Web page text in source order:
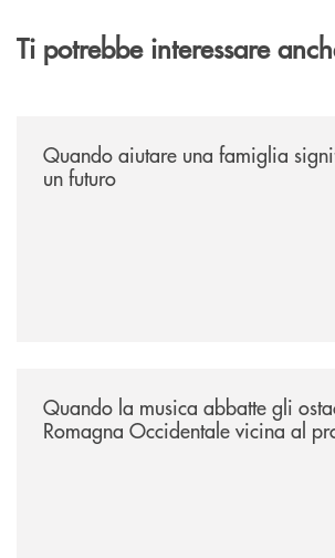
Ti potrebbe interessare
Quando aiutare una famiglia
un futuro
Quando la musica abbatte gli
Romagna Occidentale vicina al